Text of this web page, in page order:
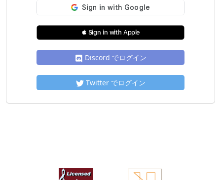
 Sign in with Apple
Discord でログイン
Twitter でログイン